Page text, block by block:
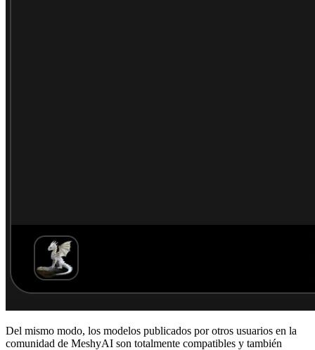
Del mismo modo, los modelos publicados por otros usuarios en la
comunidad de MeshyAI son totalmente compatibles y también